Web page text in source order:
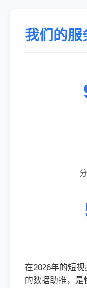
我们的服
在2026年的短
的数据助推，是